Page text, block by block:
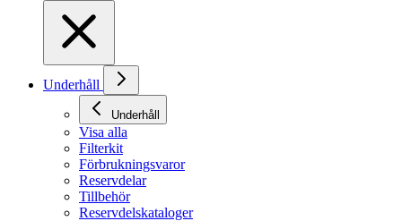
Underhåll
Underhåll
Visa alla
Filterkit
Förbrukningsvaror
Reservdelar
Tillbehör
Reservdelskataloger